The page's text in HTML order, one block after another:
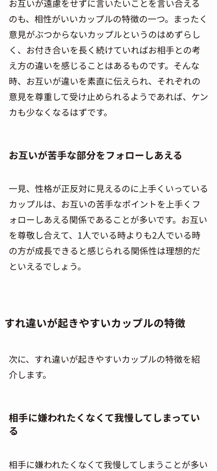
お互いが遠慮をせずに言いたいことを言い合える
のも、相性がいいカップルの特徴の一つ。まったく
意見がぶつからないカップルというのはめずらし
く、お付き合いを長く続けていればお相手との考
え方の違いを感じることはあるものです。そんな
時、お互いが違いを素直に伝えられ、それぞれの
意見を尊重して受け止められるようであれば、ケン
カも少なくなるはずです。
お互いが苦手な部分をフォローしあえる
一見、性格が正反対に見えるのに上手くいっている
カップルは、お互いの苦手なポイントを上手くフ
ォローしあえる関係であることが多いです。お互い
を尊敬し合えて、1人でいる時よりも2人でいる時
の方が成長できると感じられる関係性は理想的だ
といえるでしょう。
すれ違いが起きやすいカップルの特徴
次に、すれ違いが起きやすいカップルの特徴を紹
介します。
相手に嫌われたくなくて我慢してしまってい
る
相手に嫌われたくなくて我慢してしまうことが多い